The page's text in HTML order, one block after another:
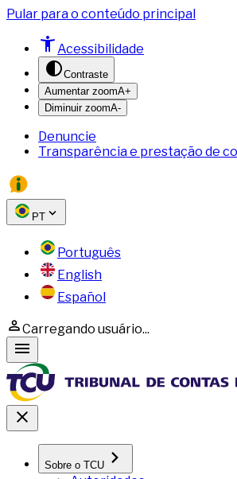
Pular para o conteúdo principal
Acessibilidade
Contraste
Aumentar zoomA+
Diminuir zoomA-
Denuncie
Transparência e prestação de
PT
Português
English
Español
Carregando usuário...
Sobre o TCU